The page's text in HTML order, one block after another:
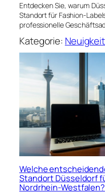
Entdecken Sie, warum
Standort für Fashion-
professionelle
Kategorie:
Welche
Standort Düsseldorf
Nordrhein-Westfalen?